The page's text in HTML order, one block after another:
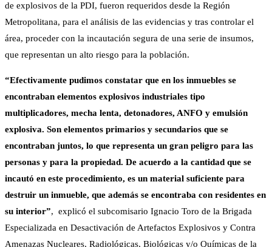
de explosivos de la PDI, fueron requeridos desde la Región
Metropolitana, para el análisis de las evidencias y tras controlar el
área, proceder con la incautación segura de una serie de insumos,
que representan un alto riesgo para la población.
“Efectivamente pudimos constatar que en los inmuebles se
encontraban elementos explosivos industriales tipo
multiplicadores, mecha lenta, detonadores, ANFO y emulsión
explosiva. Son elementos primarios y secundarios que se
encontraban juntos, lo que representa un gran peligro para las
personas y para la propiedad. De acuerdo a la cantidad que se
incautó en este procedimiento, es un material suficiente para
destruir un inmueble, que además se encontraba con residentes en
su interior”, explicó el subcomisario Ignacio Toro de la Brigada
Especializada en Desactivación de Artefactos Explosivos y Contra
Amenazas Nucleares, Radiológicas, Biológicas y/o Químicas de la